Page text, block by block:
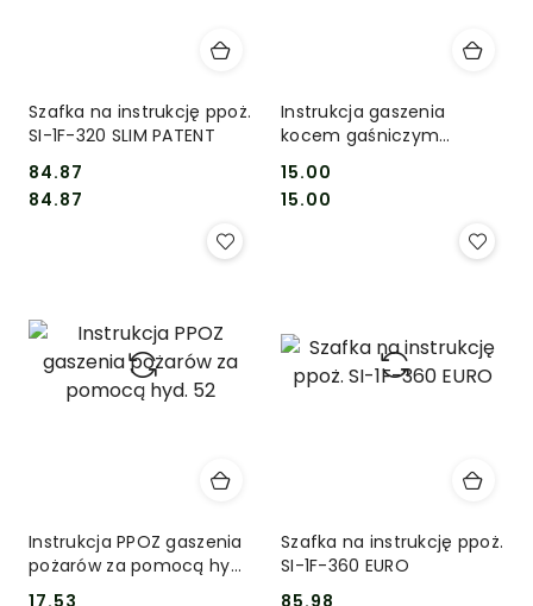
Szafka na instrukcję ppoż.
SI-1F-320 SLIM PATENT
Cena:
84.87
Cena:
84.87
Instrukcja gaszenia
kocem gaśniczym
250x350 Płyta
Cena:
15.00
Cena:
15.00
Instrukcja PPOZ gaszenia
pożarów za pomocą hyd.
52
Szafka na instrukcję ppoż.
SI-1F-360 EURO